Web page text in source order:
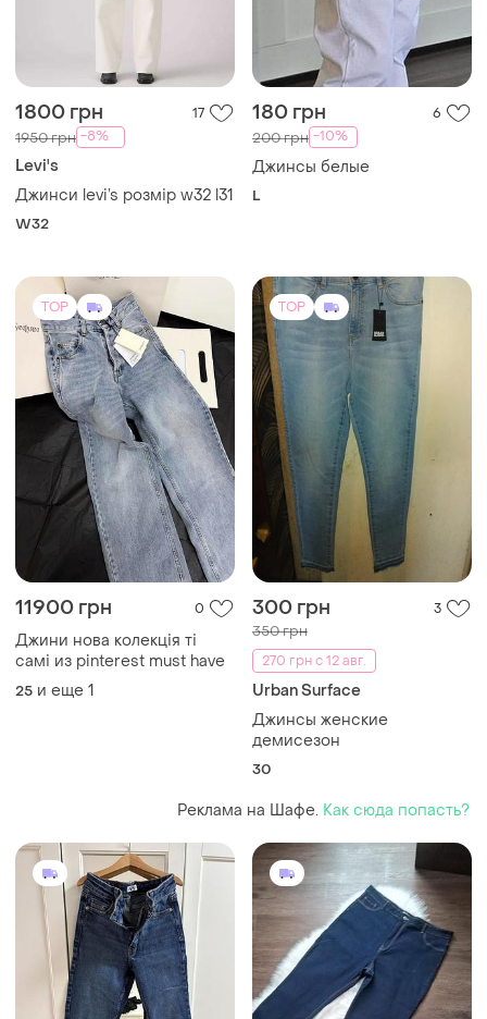
1800 грн 17
1950 грн -8%
Levi's
Джинси levi’s розмір w32 l31
W32
180 грн 6
200 грн -10%
Джинсы белые
L
TOP
11900 грн 0
Джини нова колекція ті
самі из pinterest must have
25 и еще 1
TOP
300 грн 3
350 грн
270 грн с 12 авг.
Urban Surface
Джинсы женские
демисезон
30
Реклама на Шафе. Как сюда попасть?